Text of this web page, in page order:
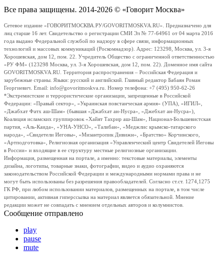
Все права защищены. 2014-2026 © «Говорит Москва»
Сетевое издание «ГОВОРИТМОСКВА.РУ/GOVORITMOSKVA.RU». Предназначено для
лиц старше 16 лет. Свидетельство о регистрации СМИ Эл № 77-64961 от 04 марта 2016
года выдано Федеральной службой по надзору в сфере связи, информационных
технологий и массовых коммуникаций (Роскомнадзор). Адрес: 123298, Москва, ул. 3-я
Хорошевская, дом 12, пом. 22. Учредитель Общество с ограниченной ответственностью
«РУ ФМ» (123298 Москва, ул. 3-я Хорошевская, дом 12, пом. 22). Доменное имя сайта
GOVORITMOSKVA.RU. Территория распространения – Российская Федерация и
зарубежные страны. Языки: русский и английский. Главный редактор Бабаян Роман
Георгиевич. Email: info@govoritmoskva.ru. Номер телефона: +7 (495) 950-62-26
*Экстремистские и террористические организации, запрещенные в Российской
Федерации: «Правый сектор», «Украинская повстанческая армия» (УПА), «ИГИЛ»,
«Джабхат Фатх аш-Шам» (бывшая «Джабхат ан-Нусра», «Джебхат ан-Нусра»),
Коалиция исламских группировок «Хайят Тахрир аш-Шам», Национал-Большевистская
партия, «Аль-Каида», «УНА-УНСО», «Талибан», «Меджлис крымско-татарского
народа», «Свидетели Иеговы», «Мизантропик Дивижн», «Братство» Корчинского,
«Артподготовка», Религиозная организация «Управленческий центр Свидетелей Иеговы
в России» и входящие в ее структуру местные религиозные организации.
Информация, размещенная на портале, а именно: текстовые материалы, элементы
дизайна, логотипы, товарные знаки, фотографии, видео и аудио охраняются
законодательством Российской Федерации и международными нормами права и не
могут быть использованы без разрешения правообладателей. Согласно ст.ст. 1274,1275
ГК РФ, при любом использовании материалов, размещенных на портале, в том числе
цитировании, активная гиперссылка на материал является обязательной. Мнение
редакции может не совпадать с мнением отдельных авторов и колумнистов.
Сообщение отправлено
play
pause
mute